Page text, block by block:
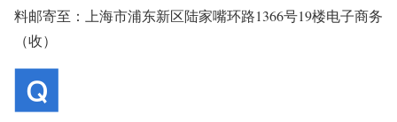
料邮寄至：上海市浦东新区陆家嘴环路1366号19楼电子商务
（收）